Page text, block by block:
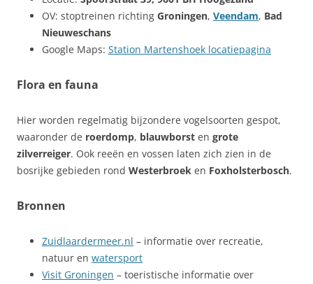
OV: stoptreinen richting Groningen, Veendam, Bad
Nieuweschans
Google Maps: Station Martenshoek locatiepagina
Flora en fauna
Hier worden regelmatig bijzondere vogelsoorten gespot,
waaronder de roerdomp, blauwborst en grote
zilverreiger. Ook reeën en vossen laten zich zien in de
bosrijke gebieden rond Westerbroek en Foxholsterbosch.
Bronnen
Zuidlaardermeer.nl – informatie over recreatie,
natuur en watersport
Visit Groningen – toeristische informatie over